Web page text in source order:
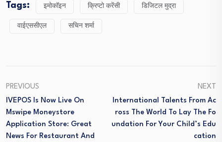
Tags: इमोकॉइन क्रिप्टो करेंसी डिजिटल मुद्रा
वाईएससीएल सचिन शर्मा
PREVIOUS
IVEPOS Is Now Live On
Mswipe Moneystore
Application Store: Great
News For Restaurant And
NEXT
International Talents From Ac
Ross The World To Lay The Fo
Undation For Your Child’s Edu
Cation